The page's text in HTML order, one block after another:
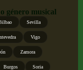
género musical
Sevilla
Vigo
Zamora
Burgos Soria